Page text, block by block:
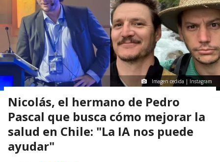
Imagen cedida | Instagram
Nicolás, el hermano de Pedro
Pascal que busca cómo mejorar la
salud en Chile: "La IA nos puede
ayudar"